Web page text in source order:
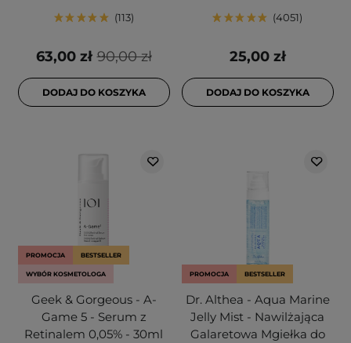
113
90,00 zł
63,00 zł
DODAJ DO KOSZYKA
4051
25,00 zł
DODAJ DO KOSZYKA
PROMOCJA BESTSELLER
WYBÓR KOSMETOLOGA
Geek & Gorgeous - A-
Game 5 - Serum z
Retinalem 0,05% - 30ml
PROMOCJA BESTSELLER
Dr. Althea - Aqua Marine
Jelly Mist - Nawilżająca
Galaretowa Mgiełka do